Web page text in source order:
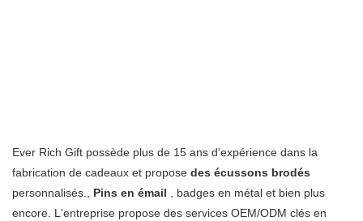
Ever Rich Gift possède plus de 15 ans d'expérience dans la
fabrication de cadeaux et propose des écussons brodés
personnalisés., Pins en émail , badges en métal et bien plus
encore. L'entreprise propose des services OEM/ODM clés en